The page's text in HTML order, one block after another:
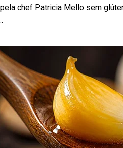
chef Patricia Mello sem